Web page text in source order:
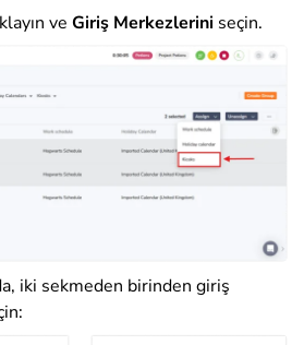
ve Giriş Merkezlerini seçin.
iki sekmeden birinden giriş